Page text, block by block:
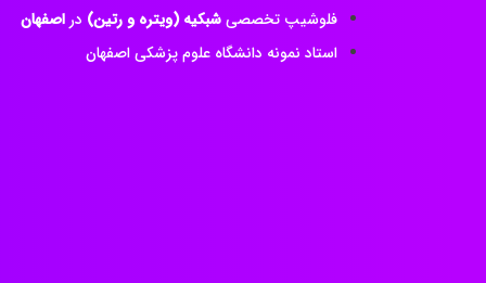
فلوشیپ تخصصیشبکیه (ویتره و رتین) در اصفهان
استاد نمونه دانشگاه علوم پزشکی اصفهان